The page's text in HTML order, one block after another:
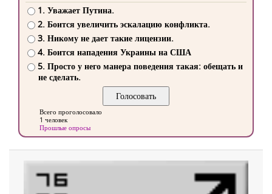
1. Уважает Путина.
2. Боится увеличить эскалацию конфликта.
3. Никому не дает такие лицензии.
4. Боится нападения Украины на США
5. Просто у него манера поведения такая: обещать и
не сделать.
Всего проголосовало
1 человек
Прошлые опросы